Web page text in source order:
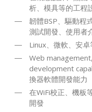
析、模具等的工程
韌體BSP、驅動程
測試開發、使用者
Linux、微軟、安
Web
development
換器軟體開發能力
在WiFi校正、機板
開發